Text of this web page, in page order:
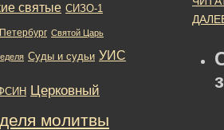
святые СИЗО-1
Святой Царь
Суды и судьи УИС
Церковный
молитвы